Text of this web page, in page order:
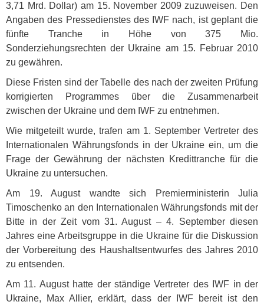
3,71 Mrd. Dollar) am 15. November 2009 zuzuweisen. Den
Angaben des Pressedienstes des IWF nach, ist geplant die
fünfte Tranche in Höhe von 375 Mio.
Sonderziehungsrechten der Ukraine am 15. Februar 2010
zu gewähren.
Diese Fristen sind der Tabelle des nach der zweiten Prüfung
korrigierten Programmes über die Zusammenarbeit
zwischen der Ukraine und dem IWF zu entnehmen.
Wie mitgeteilt wurde, trafen am 1. September Vertreter des
Internationalen Währungsfonds in der Ukraine ein, um die
Frage der Gewährung der nächsten Kredittranche für die
Ukraine zu untersuchen.
Am 19. August wandte sich Premierministerin Julia
Timoschenko an den Internationalen Währungsfonds mit der
Bitte in der Zeit vom 31. August – 4. September diesen
Jahres eine Arbeitsgruppe in die Ukraine für die Diskussion
der Vorbereitung des Haushaltsentwurfes des Jahres 2010
zu entsenden.
Am 11. August hatte der ständige Vertreter des IWF in der
Ukraine, Max Allier, erklärt, dass der
IWFbereit ist den